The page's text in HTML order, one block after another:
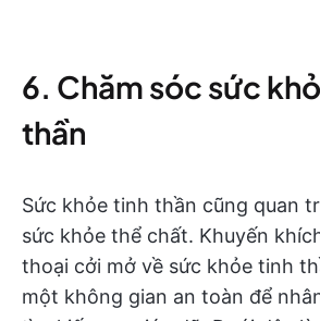
6. Chăm sóc sức
thần
Sức khỏe tinh thần cũng quan
sức khỏe thể chất. Khuyến
thoại cởi mở về sức khỏe tinh
một không gian an toàn để